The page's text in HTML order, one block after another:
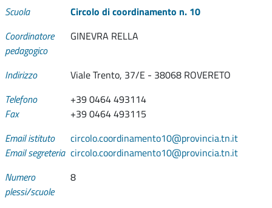
Scuola
Circolo di coordinamento n. 10
Coordinatore
pedagogico
GINEVRA RELLA
Indirizzo
Viale Trento, 37/E - 38068 ROVERETO
Telefono
+39 0464 493114
Fax
+39 0464 493115
Email istituto
circolo.coordinamento10@provincia.tn.it
Email segreteria circolo.coordinamento10@provincia.tn.it
Numero
plessi/scuole
8